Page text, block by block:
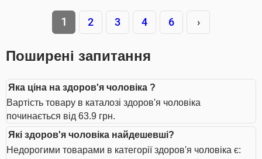
1 2 3 4 6 ›
Поширені запитання
Яка ціна на здоров'я чоловіка ?
Вартість товару в каталозі здоров'я чоловіка
починається від 63.9 грн.
Які здоров'я чоловіка найдешевші?
Недорогими товарами в категорії здоров'я чоловіка є: